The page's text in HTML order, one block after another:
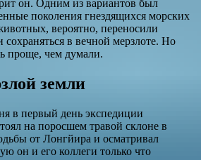
он. Одним из вариантов был
поколения гнездящихся морских
вероятно, переносили
в вечной мерзлоте. Но
проще, чем думали.
земли
в первый день экспедиции
на поросшем травой склоне в
от Лонгйира и осматривал
он и его коллеги только что